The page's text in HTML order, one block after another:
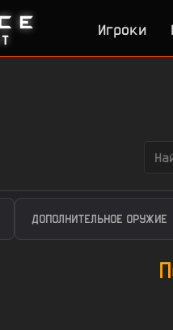
Игроки
ДОПОЛНИТЕЛЬНОЕ ОРУЖИЕ